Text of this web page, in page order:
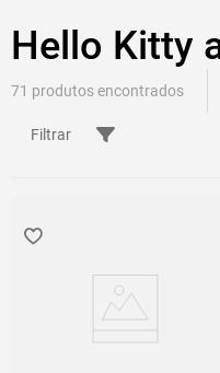
Hello Kitty
71
Filtrar